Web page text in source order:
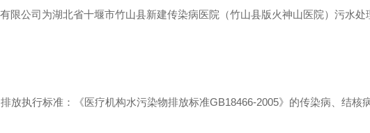
限公司为湖北省十堰市竹山县新建传染病医院（竹山县版火神山医院）污水
排放执行标准：《医疗机构水污染物排放标准GB18466-2005》的传染病、结核